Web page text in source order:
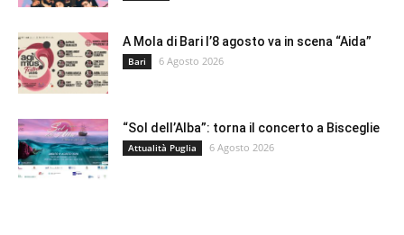
A Mola di Bari l’8 agosto va in scena “Aida”
Bari 6 Agosto 2026
“Sol dell’Alba”: torna il concerto a Bisceglie
Attualità Puglia 6 Agosto 2026